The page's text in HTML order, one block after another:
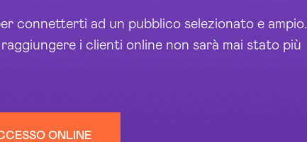
connetterti ad un pubblico selezionato e ampio.
i clienti online non sarà mai stato più
ONLINE